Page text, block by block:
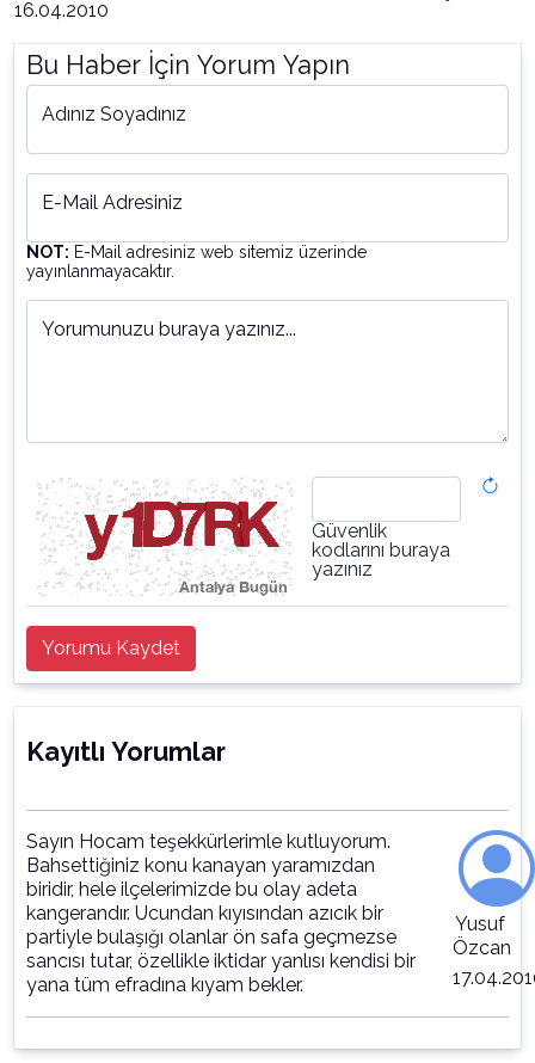
16.04.2010
Bu Haber İçin Yorum Yapın
Adınız Soyadınız
E-Mail Adresiniz
NOT: E-Mail adresiniz web sitemiz üzerinde
yayınlanmayacaktır.
Yorumunuzu buraya yazınız...
Güvenlik
kodlarını buraya
yazınız
Yorumu Kaydet
Kayıtlı Yorumlar
Sayın Hocam teşekkürlerimle kutluyorum.
Bahsettiğiniz konu kanayan yaramızdan
biridir, hele ilçelerimizde bu olay adeta
kangerandır. Ucundan kıyısından azıcık bir
partiyle bulaşığı olanlar ön safa geçmezse
sancısı tutar, özellikle iktidar yanlısı kendisi bir
yana tüm efradına kıyam bekler.
Yusuf
Özcan